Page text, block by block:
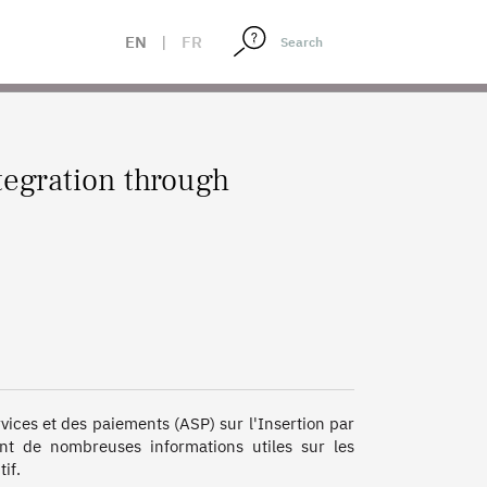
EN | FR
through
et des paiements (ASP) sur l'Insertion par
de nombreuses informations utiles sur les